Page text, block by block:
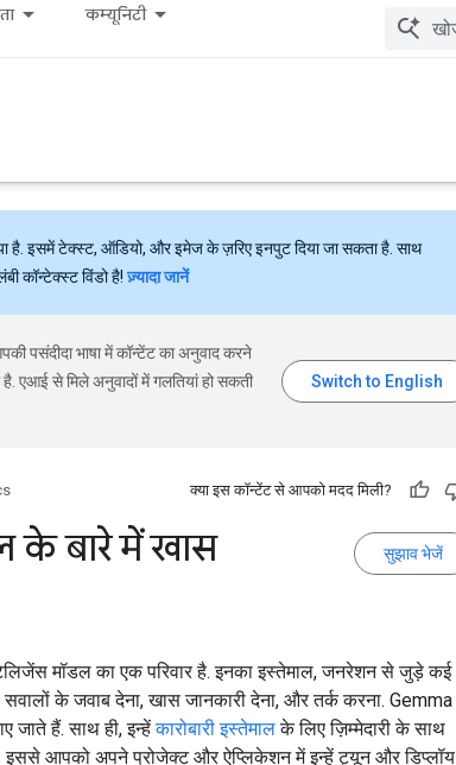
कम्यूनिटी
है. इसमें टेक्स्ट, ऑडियो, और इमेज के ज़रिए इनपुट दिया जा सकता है. साथ
कॉन्टेक्स्ट विंडो है!ज़्यादा जानें
पसंदीदा भाषा में कॉन्टेंट का अनुवाद करने
एआई से मिले अनुवादों में गलतियां हो सकती
क्या इस कॉन्टेंट से आपको मदद मिली?
सुझाव भेजें
के बारे में खास
मॉडल का एक परिवार है. इनका इस्तेमाल, जनरेशन से जुड़े कई
के जवाब देना, खास जानकारी देना, और तर्क करना. Gemma
जाते हैं. साथ ही, इन्हेंकारोबारी इस्तेमालके लिए ज़िम्मेदारी के साथ
इससे आपको अपने प्रोजेक्ट और ऐप्लिकेशन में इन्हें ट्यून और डिप्लॉय